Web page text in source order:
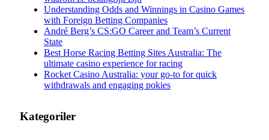
Understanding Odds and Winnings in Casino Games
with Foreign Betting Companies
André Berg’s CS:GO Career and Team’s Current
State
Best Horse Racing Betting Sites Australia: The
ultimate casino experience for racing
Rocket Casino Australia: your go-to for quick
withdrawals and engaging pokies
Kategoriler